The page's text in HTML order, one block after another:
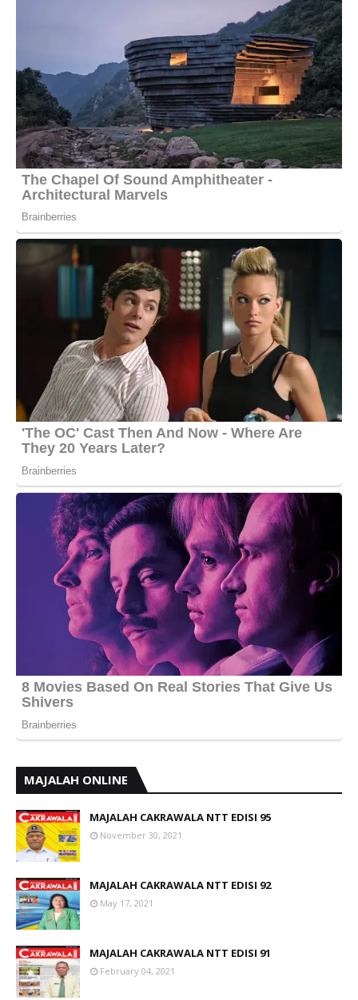
MAJALAH ONLINE
MAJALAH CAKRAWALA NTT EDISI 95
November 30, 2021
MAJALAH CAKRAWALA NTT EDISI 92
May 17, 2021
MAJALAH CAKRAWALA NTT EDISI 91
February 04, 2021